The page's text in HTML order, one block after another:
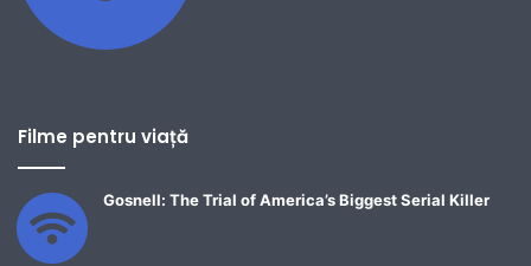
Filme pentru viață
Gosnell: The Trial of America’s Biggest Serial Killer